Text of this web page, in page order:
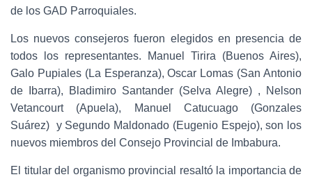
de los GAD Parroquiales.
Los nuevos consejeros fueron elegidos en presencia de
todos los representantes. Manuel Tirira (Buenos Aires),
Galo Pupiales (La Esperanza), Oscar Lomas (San Antonio
de Ibarra), Bladimiro Santander (Selva Alegre) , Nelson
Vetancourt (Apuela), Manuel Catucuago (Gonzales
Suárez) y Segundo Maldonado (Eugenio Espejo), son los
nuevos miembros del Consejo Provincial de Imbabura.
El titular del organismo provincial resaltó la importancia de